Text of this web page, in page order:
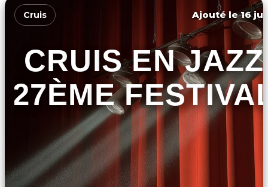
Cruis Ajouté le 16
CRUIS EN JAZZ
27ÈME